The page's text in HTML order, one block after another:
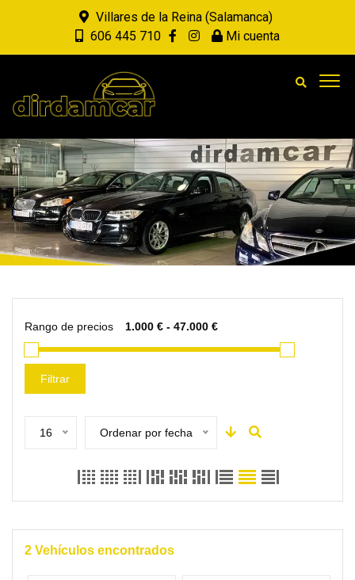
Villares de la Reina (Salamanca)
606 445 710
Mi cuenta
Rango de precios
Filtrar
16 Ordenar por fecha
2 Vehículos encontrados